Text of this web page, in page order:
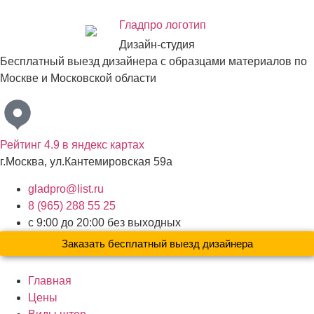
Дизайн-студия
Бесплатный выезд дизайнера с образцами материалов по
Москве и Московской области
Рейтинг 4.9 в яндекс картах
г.Москва, ул.Кантемировская 59а
gladpro@list.ru
8 (965) 288 55 25
с 9:00 до 20:00 без выходных
Заказать бесплатный выезд дизайнера
Главная
Цены